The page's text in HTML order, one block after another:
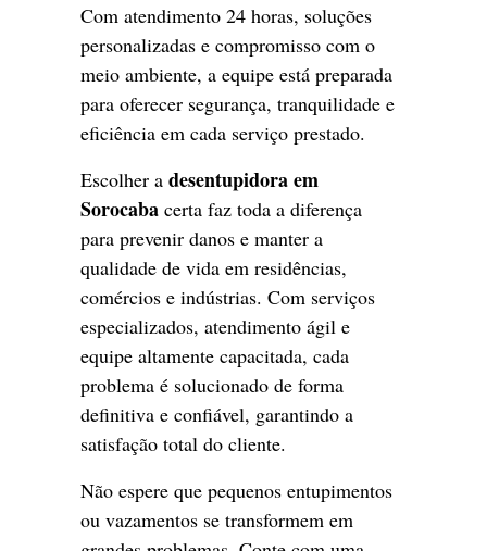
Com atendimento 24 horas, soluções
personalizadas e compromisso com o
meio ambiente, a equipe está preparada
para oferecer segurança, tranquilidade e
eficiência em cada serviço prestado.
Escolher a desentupidora em
Sorocaba certa faz toda a diferença
para prevenir danos e manter a
qualidade de vida em residências,
comércios e indústrias. Com serviços
especializados, atendimento ágil e
equipe altamente capacitada, cada
problema é solucionado de forma
definitiva e confiável, garantindo a
satisfação total do cliente.
Não espere que pequenos entupimentos
ou vazamentos se transformem em